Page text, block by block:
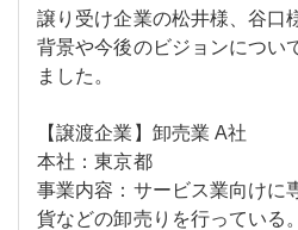
譲り受け企業の松井様、谷口
背景や今後のビジョンについ
ました。
【譲渡企業】卸売業 A社
本社：東京都
事業内容：サービス業向けに
貨などの卸売りを行っている。